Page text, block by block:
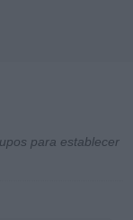
para establecer